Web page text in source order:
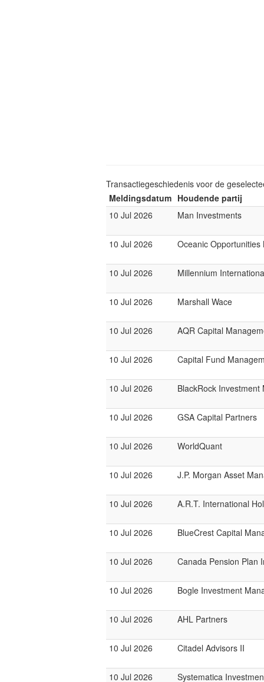
Transactiegeschiedenis voor de
Meldingsdatum Houdende partij
10 Jul 2026
Man Investments
10 Jul 2026 Oceanic Opportunities
10 Jul 2026 Millennium
10 Jul 2026 Marshall Wace
10 Jul 2026 AQR Capital
10 Jul 2026 Capital Fund
10 Jul 2026 BlackRock Investment
10 Jul 2026 GSA Capital Partners
10 Jul 2026 WorldQuant
10 Jul 2026 J.P. Morgan Asset
10 Jul 2026 A.R.T. International
10 Jul 2026 BlueCrest Capital
10 Jul 2026 Canada Pension Plan
10 Jul 2026 Bogle Investment
10 Jul 2026 AHL Partners
10 Jul 2026 Citadel Advisors II
10 Jul 2026 Systematica